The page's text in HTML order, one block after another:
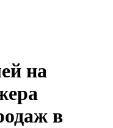
на
в